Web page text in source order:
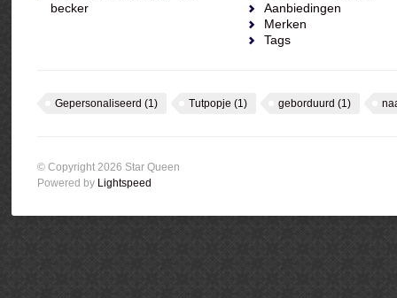
becker
Aanbiedingen
Merken
Tags
Gepersonaliseerd (1) Tutpopje (1) geborduurd (1)
© Copyright 2026 Star Queen
Powered by Lightspeed